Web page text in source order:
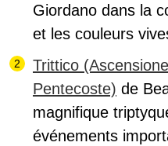
Giordano dans la
et les couleurs
Trittico
Pentecoste) de
magnifique
événements